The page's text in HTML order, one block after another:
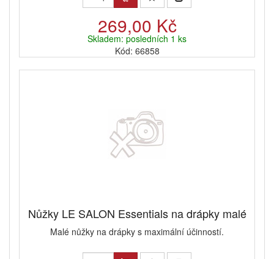
269,00 Kč
Skladem: posledních 1 ks
Kód: 66858
Nůžky LE SALON Essentials na drápky malé
Malé nůžky na drápky s maximální účinností.